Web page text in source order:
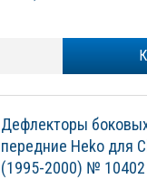
Дефлекторы
передние Heko для
(1995-2000) № 10402